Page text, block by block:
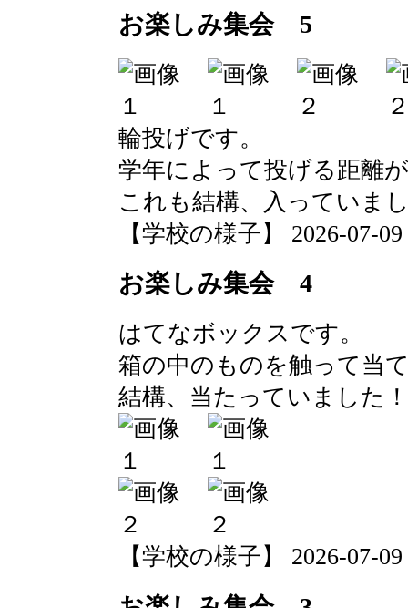
お楽しみ集会 5
輪投げです。
学年によって投げる距離
これも結構、入っていま
【学校の様子】 2026-07-
お楽しみ集会 4
はてなボックスです。
箱の中のものを触って当
結構、当たっていました！
【学校の様子】 2026-07-